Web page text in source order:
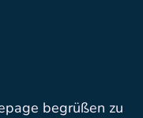
begrüßen zu